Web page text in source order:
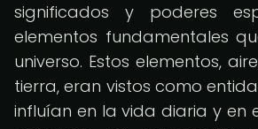
significados y poderes
elementos fundamentales
universo. Estos elementos,
tierra, eran vistos como
influían en la vida diaria y en